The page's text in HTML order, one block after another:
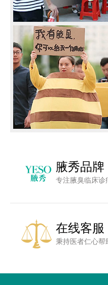
腋秀品牌
专注腋臭临床诊
在线客服
秉持医者仁心帮